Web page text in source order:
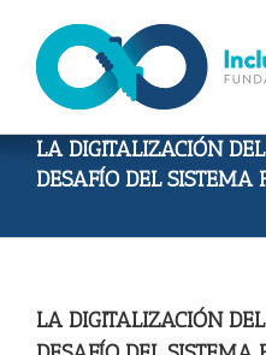
content
LA DIGITALIZACIÓN
DESAFÍO DEL SISTEMA
LA DIGITALIZACIÓN